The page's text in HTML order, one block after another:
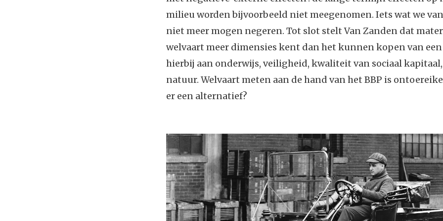
milieu worden bijvoorbeeld niet meegenomen. Iets wat we
niet meer mogen negeren. Tot slot stelt Van Zanden dat
welvaart meer dimensies kent dan het kunnen kopen van
hierbij aan onderwijs, veiligheid, kwaliteit van sociaal
natuur. Welvaart meten aan de hand van het BBP is
er een alternatief?